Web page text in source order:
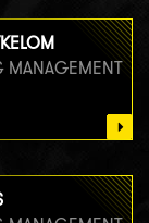
MANAGEMENT